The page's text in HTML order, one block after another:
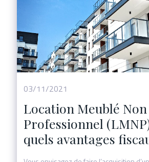
03/11/2021
Location Meublé Non
Professionnel
quels avantages